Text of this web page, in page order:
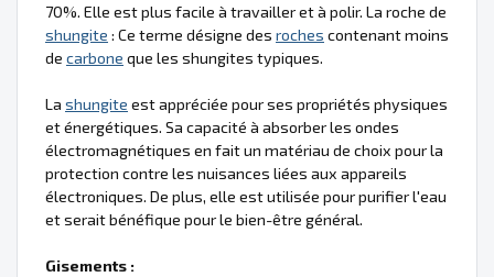
70%. Elle est plus facile à travailler et à polir. La roche de
shungite : Ce terme désigne des roches contenant moins
de carbone que les shungites typiques.
La shungite est appréciée pour ses propriétés physiques
et énergétiques. Sa capacité à absorber les ondes
électromagnétiques en fait un matériau de choix pour la
protection contre les nuisances liées aux appareils
électroniques. De plus, elle est utilisée pour purifier l'eau
et serait bénéfique pour le bien-être général.
Gisements :